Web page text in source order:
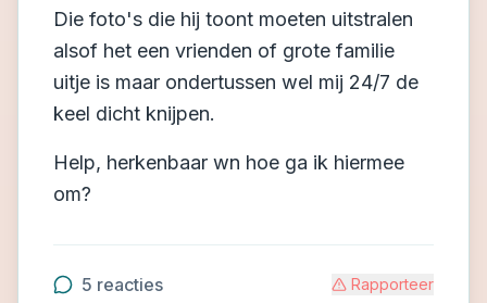
Die foto's die hij toont moeten uitstralen
alsof het een vrienden of grote familie
uitje is maar ondertussen wel mij 24/7 de
keel dicht knijpen.
Help, herkenbaar wn hoe ga ik hiermee
om?
5 reacties Rapporteer